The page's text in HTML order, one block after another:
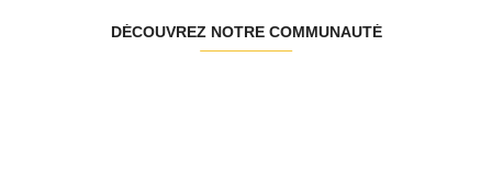
DÉCOUVREZ NOTRE COMMUNAUTÉ